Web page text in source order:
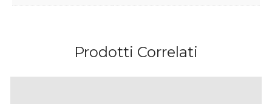
Prodotti Correlati